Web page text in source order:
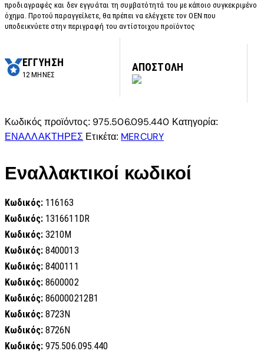
προδιαγραφές και δεν εγγυάται τη συμβατότητά του με κάποιο συγκεκριμένο
όχημα. Προτού παραγγείλετε, θα πρέπει να ελέγχετε τον OEN που
υποδεικνύετε στην περιγραφή του αντίστοιχου προϊόντος
ΕΓΓΥΗΣΗ
12 ΜΗΝΕΣ
ΑΠΟΣΤΟΛΗ
Κωδικός προϊόντος: 975.506.095.440 Κατηγορία:
ΕΝΑΛΛΑΚΤΗΡΕΣ Ετικέτα: MERCURY
Εναλλακτικοί κωδικοί
Κωδικός: 116163
Κωδικός: 1316611DR
Κωδικός: 3210M
Κωδικός: 8400013
Κωδικός: 8400111
Κωδικός: 8600002
Κωδικός: 860000212B1
Κωδικός: 8723N
Κωδικός: 8726N
Κωδικός: 975.506.095.440